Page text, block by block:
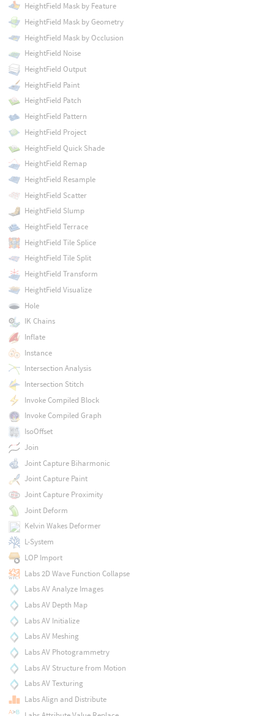
HeightField Mask by Feature
HeightField Mask by Geometry
HeightField Mask by Occlusion
HeightField Noise
HeightField Output
HeightField Paint
HeightField Patch
HeightField Pattern
HeightField Project
HeightField Quick Shade
HeightField Remap
HeightField Resample
HeightField Scatter
HeightField Slump
HeightField Terrace
HeightField Tile Splice
HeightField Tile Split
HeightField Transform
HeightField Visualize
Hole
IK Chains
Inflate
Instance
Intersection Analysis
Intersection Stitch
Invoke Compiled Block
Invoke Compiled Graph
IsoOffset
Join
Joint Capture Biharmonic
Joint Capture Paint
Joint Capture Proximity
Joint Deform
Kelvin Wakes Deformer
L-System
LOP Import
Labs 2D Wave Function Collapse
Labs AV Analyze Images
Labs AV Depth Map
Labs AV Initialize
Labs AV Meshing
Labs AV Photogrammetry
Labs AV Structure from Motion
Labs AV Texturing
Labs Align and Distribute